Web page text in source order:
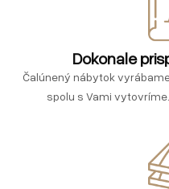
Dokonale
Čalúnený nábytok
spolu s Vami